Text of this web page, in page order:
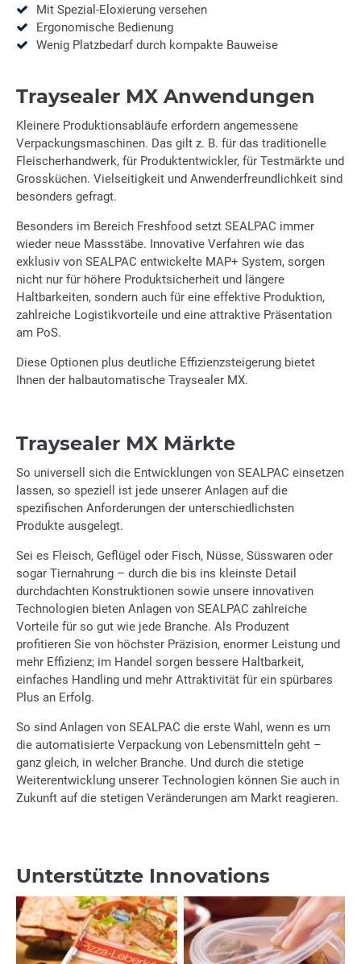
Mit Spezial-Eloxierung versehen
Ergonomische Bedienung
Wenig Platzbedarf durch kompakte Bauweise
Traysealer MX Anwendungen
Kleinere Produktionsabläufe erfordern angemessene
Verpackungsmaschinen. Das gilt z. B. für das traditionelle
Fleischerhandwerk, für Produktentwickler, für Testmärkte und
Grossküchen. Vielseitigkeit und Anwenderfreundlichkeit sind
besonders gefragt.
Besonders im Bereich Freshfood setzt SEALPAC immer
wieder neue Massstäbe. Innovative Verfahren wie das
exklusiv von SEALPAC entwickelte MAP+ System, sorgen
nicht nur für höhere Produktsicherheit und längere
Haltbarkeiten, sondern auch für eine effektive Produktion,
zahlreiche Logistikvorteile und eine attraktive Präsentation
am PoS.
Diese Optionen plus deutliche Effizienzsteigerung bietet
Ihnen der halbautomatische Traysealer MX.
Traysealer MX Märkte
So universell sich die Entwicklungen von SEALPAC einsetzen
lassen, so speziell ist jede unserer Anlagen auf die
spezifischen Anforderungen der unterschiedlichsten
Produkte ausgelegt.
Sei es Fleisch, Geflügel oder Fisch, Nüsse, Süsswaren oder
sogar Tiernahrung – durch die bis ins kleinste Detail
durchdachten Konstruktionen sowie unsere innovativen
Technologien bieten Anlagen von SEALPAC zahlreiche
Vorteile für so gut wie jede Branche. Als Produzent
profitieren Sie von höchster Präzision, enormer Leistung und
mehr Effizienz; im Handel sorgen bessere Haltbarkeit,
einfaches Handling und mehr Attraktivität für ein spürbares
Plus an Erfolg.
So sind Anlagen von SEALPAC die erste Wahl, wenn es um
die automatisierte Verpackung von Lebensmitteln geht –
ganz gleich, in welcher Branche. Und durch die stetige
Weiterentwicklung unserer Technologien können Sie auch in
Zukunft auf die stetigen Veränderungen am Markt reagieren.
Unterstützte Innovations